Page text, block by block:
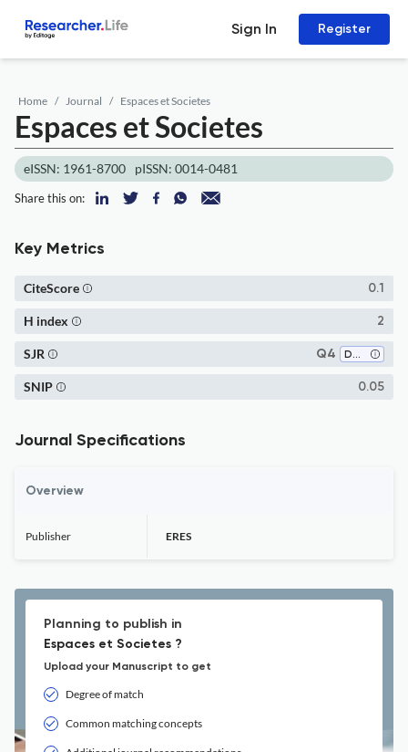
Sign In Register
Home Journal Espaces et Societes
Espaces et Societes
eISSN: 1961-8700 pISSN: 0014-0481
Share this on:
Key Metrics
0.1
CiteScore
2
H index
Q4 Demography
SJR
0.05
SNIP
Journal Specifications
Overview
Publisher ERES
Planning to publish in
Espaces et Societes ?
Upload your Manuscript to get
Degree of match
Common matching concepts